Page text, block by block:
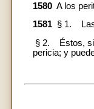
1580 A los
1581 § 1. Las
§ 2. Éstos, si
pericia; y